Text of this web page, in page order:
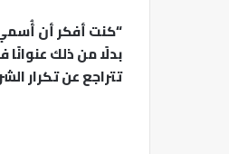
“كنت أفكر أن أُسمي
بدلًا من ذلك
تتراجع عن تكرار